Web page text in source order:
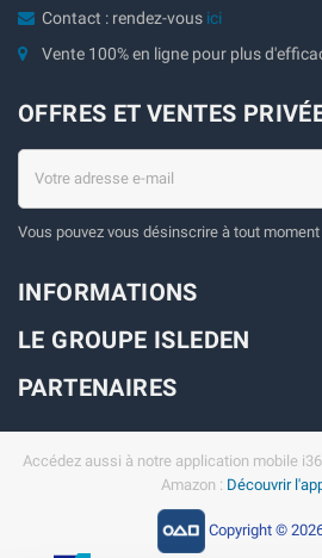
Contact : rendez-vous ici
Vente 100% en ligne pour plus
OFFRES ET VENTES
Vous pouvez vous désinscrire à tout
INFORMATIONS
LE GROUPE ISLEDEN
PARTENAIRES
Accédez aussi à notre application mobile
Amazon : Découvrir
Copyright ©